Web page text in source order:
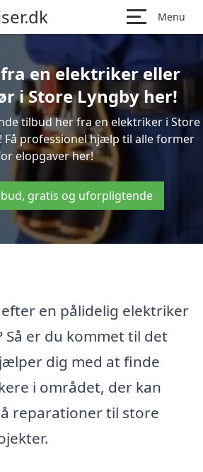
Menu
en elektriker eller
i Store Lyngby her!
tilbud her fra en elektriker i Store
Få professionel hjælp til alle former
elopgaver her!
gratis og uforpligtende
en pålidelig elektriker
Så er du kommet til det
dig med at finde
i området, der kan
reparationer til store